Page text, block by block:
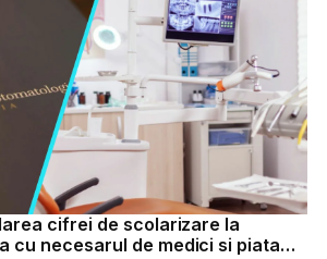
cifrei de scolarizare la
cu necesarul de medici si piata